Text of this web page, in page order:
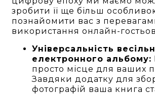
зробити її ще більш
познайомити вас з
використання онлайн-
Універсальність
електронного альбому:
просто місце для ваших
Завдяки додатку для
фотографій ваша книга